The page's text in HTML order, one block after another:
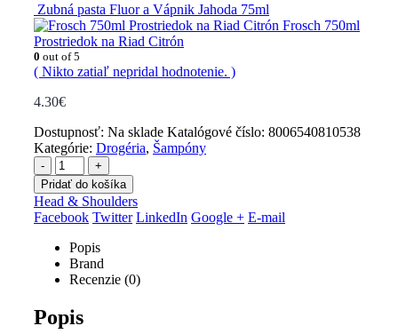
Zubná pasta Fluor a Vápnik Jahoda 75ml
Frosch 750ml
Prostriedok na Riad Citrón
0 out of 5
( Nikto zatiaľ nepridal hodnotenie. )
4.30€
Dostupnosť: Na sklade Katalógové číslo: 8006540810538
Kategórie: Drogéria, Šampóny
-
+
Pridať do košíka
Head & Shoulders
Facebook Twitter LinkedIn Google + E-mail
Popis
Brand
Recenzie (0)
Popis